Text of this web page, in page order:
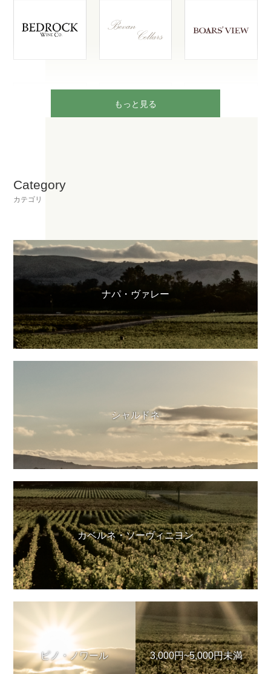
もっと見る
Category
カテゴリ
ナパ・ヴァレー
シャルドネ
カベルネ・ソーヴィニヨン
ピノ・ノワール 3,000円~5,000円未満